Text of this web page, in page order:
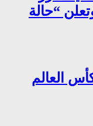
“حالة
العالم